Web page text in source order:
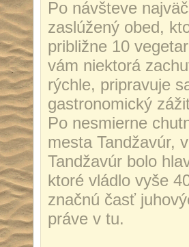
Po návšteve
zaslúžený obed,
približne 10
vám niektorá
rýchle, pripravuje
gastronomický
Po nesmierne
mesta Tandžavúr,
Tandžavúr bolo
ktoré vládlo vyše
značnú časť
práve v tu.